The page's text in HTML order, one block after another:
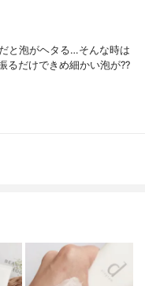
と泡がヘタる…そんな時は
るだけできめ細かい泡が?‍?️